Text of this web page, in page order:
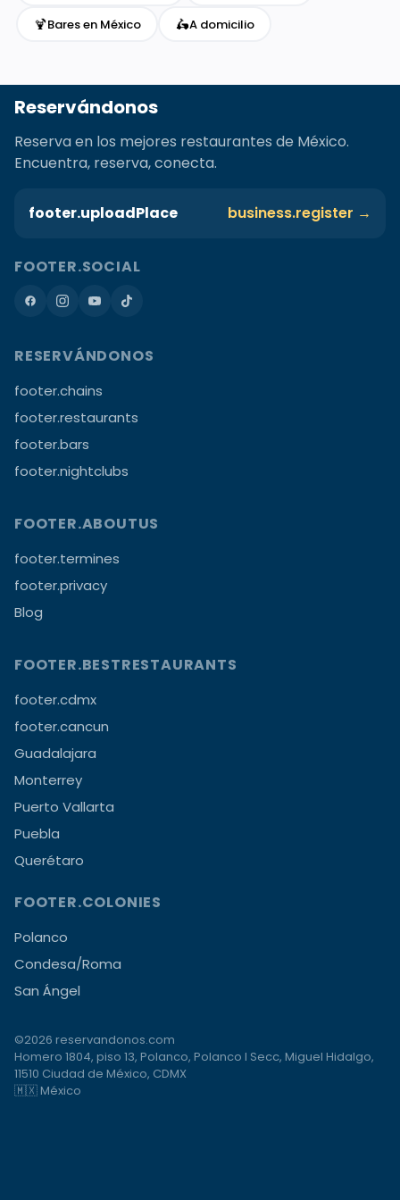
🍹Bares en México 🛵A domicilio
Reservándonos
Reserva en los mejores restaurantes de México.
Encuentra, reserva, conecta.
footer.uploadPlace business.register →
FOOTER.SOCIAL
RESERVÁNDONOS
footer.chains
footer.restaurants
footer.bars
footer.nightclubs
FOOTER.ABOUTUS
footer.termines
footer.privacy
Blog
FOOTER.BESTRESTAURANTS
footer.cdmx
footer.cancun
Guadalajara
Monterrey
Puerto Vallarta
Puebla
Querétaro
FOOTER.COLONIES
Polanco
Condesa/Roma
San Ángel
©2026 reservandonos.com
Homero 1804, piso 13, Polanco, Polanco I Secc, Miguel Hidalgo,
11510 Ciudad de México, CDMX
🇲🇽 México